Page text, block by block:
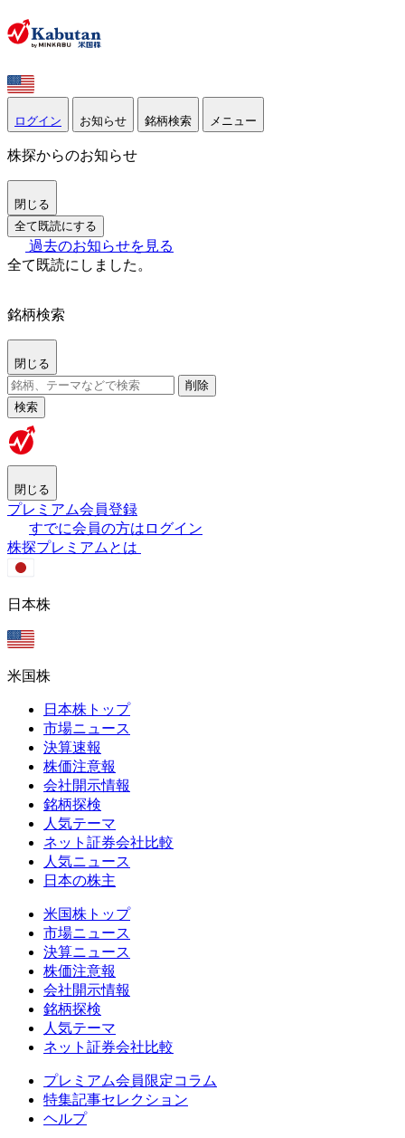
ログイン お知らせ 銘柄検索 メニュー
株探からのお知らせ
閉じる
全て既読にする
過去のお知らせを見る
全て既読にしました。
銘柄検索
閉じる
削除
検索
閉じる
プレミアム会員登録
すでに会員の方はログイン
株探プレミアムとは
日本株
米国株
日本株トップ
市場ニュース
決算速報
株価注意報
会社開示情報
銘柄探検
人気テーマ
ネット証券会社比較
人気ニュース
日本の株主
米国株トップ
市場ニュース
決算ニュース
株価注意報
会社開示情報
銘柄探検
人気テーマ
ネット証券会社比較
プレミアム会員限定コラム
特集記事セレクション
ヘルプ